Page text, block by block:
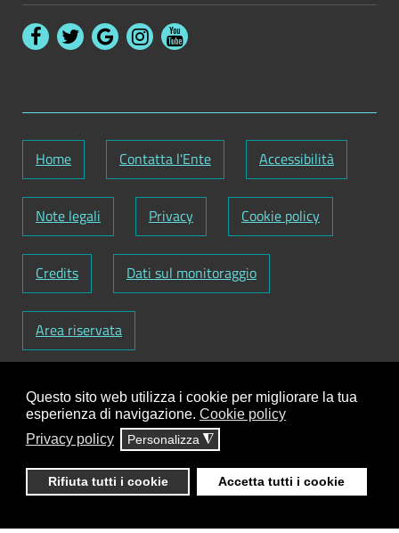
Questo sito web utilizza i cookie per migliorare la tua
esperienza di navigazione. Cookie policy
Privacy policy
Personalizza ◮
Rifiuta tutti i cookie Accetta tutti i cookie
Home Contatta l'Ente Accessibilità
Note legali Privacy Cookie policy
Credits Dati sul monitoraggio
Area riservata
Codice Fiscale: 82000090751-Partita IVA:
01129720759-Codice Fatturazione elettronica:
UFY1HC
contenuti:Antonio Scrimitore